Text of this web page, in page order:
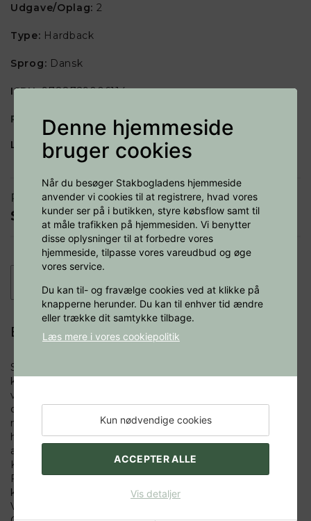
Denne hjemmeside
bruger cookies
Når du besøger Stakbogladens hjemmeside
anvender vi cookies til at registrere, hvad vores
kunder ser på i butikken, styre købsflow samt til
at måle trafikken på hjemmesiden. Vi benytter
disse oplysninger til at forbedre vores
hjemmeside, tilpasse vores vareudbud og øge
vores service.
Du kan til- og fravælge cookies ved at klikke på
knapperne herunder. Du kan til enhver tid ændre
eller trække dit samtykke tilbage.
Læs mere i vores cookiepolitik
Kun nødvendige cookies
ACCEPTER ALLE
Vis detaljer
Udgave/Oplag: 2
Type: Hardback
Sprog: Dansk
ISBN:9788729006114
På lager i Aarhus
Levering: 1-2 dage
Pris 325,00 DKK
Studiepris: 292,50 DKK
Læg i kurv
Beskrivelse
Sammen med Basiskemi C dækker Basiskemi B
kernestoffet på B-niveauet. Denne nye udgaves
vigtigste ændring er tilførslen af et kapitel om
chromatografi, som nu er indeholdt i læreplanen på B-
niveauet. Desuden er tegninger og fotos er ændret,
hvor det har været hensigtsmæssigt, ligesom data er
ajourført. Indhold: Kemiske reaktioners hastigheder
Kemisk ligevægt Syre-basereaktioner Carbonhydrider
Funktionelle grupper og stofklasser i den organiske
kemi Isomeri Kosten - kemisk set Uorganisk kemi
Vigtige uorganiske nitrogenforbindelser